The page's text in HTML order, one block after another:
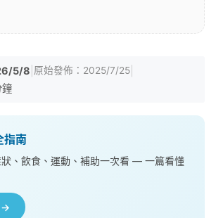
5/8 原始發佈： 2025/7/25
鐘
指南
、飲食、運動、補助一次看 — 一篇看懂
→